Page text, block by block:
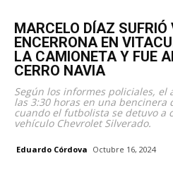
MARCELO DÍAZ SUFRIÓ
ENCERRONA EN
LA CAMIONETA Y FUE
CERRO NAVIA
Según los informes policiales,
las 3:30 horas en una bencinera
cuando el futbolista se detuvo a
vehículo Chevrolet Silverado.
Eduardo Córdova Octubre 16, 2024